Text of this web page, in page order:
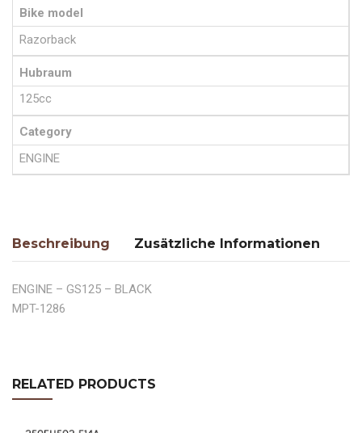
Bike model
Razorback
Hubraum
125cc
Category
ENGINE
Beschreibung Zusätzliche Informationen
ENGINE – GS125 – BLACK
MPT-1286
RELATED PRODUCTS